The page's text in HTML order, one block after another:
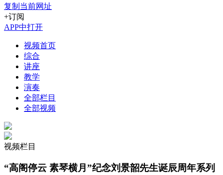
复制当前网址
+订阅
APP中打开
视频首页
综合
讲座
教学
演奏
全部栏目
全部视频
视频栏目
“高阁停云 素琴横月”纪念刘景韶先生诞辰周年系列